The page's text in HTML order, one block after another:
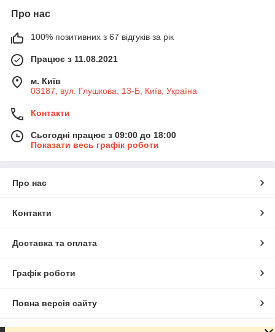
Про нас
100% позитивних з 67 відгуків за рік
Працює з 11.08.2021
м. Київ
03187, вул. Глушкова, 13-Б, Київ, Україна
Контакти
Сьогодні працює з 09:00 до 18:00
Показати весь графік роботи
Про нас
Контакти
Доставка та оплата
Графік роботи
Повна версія сайту